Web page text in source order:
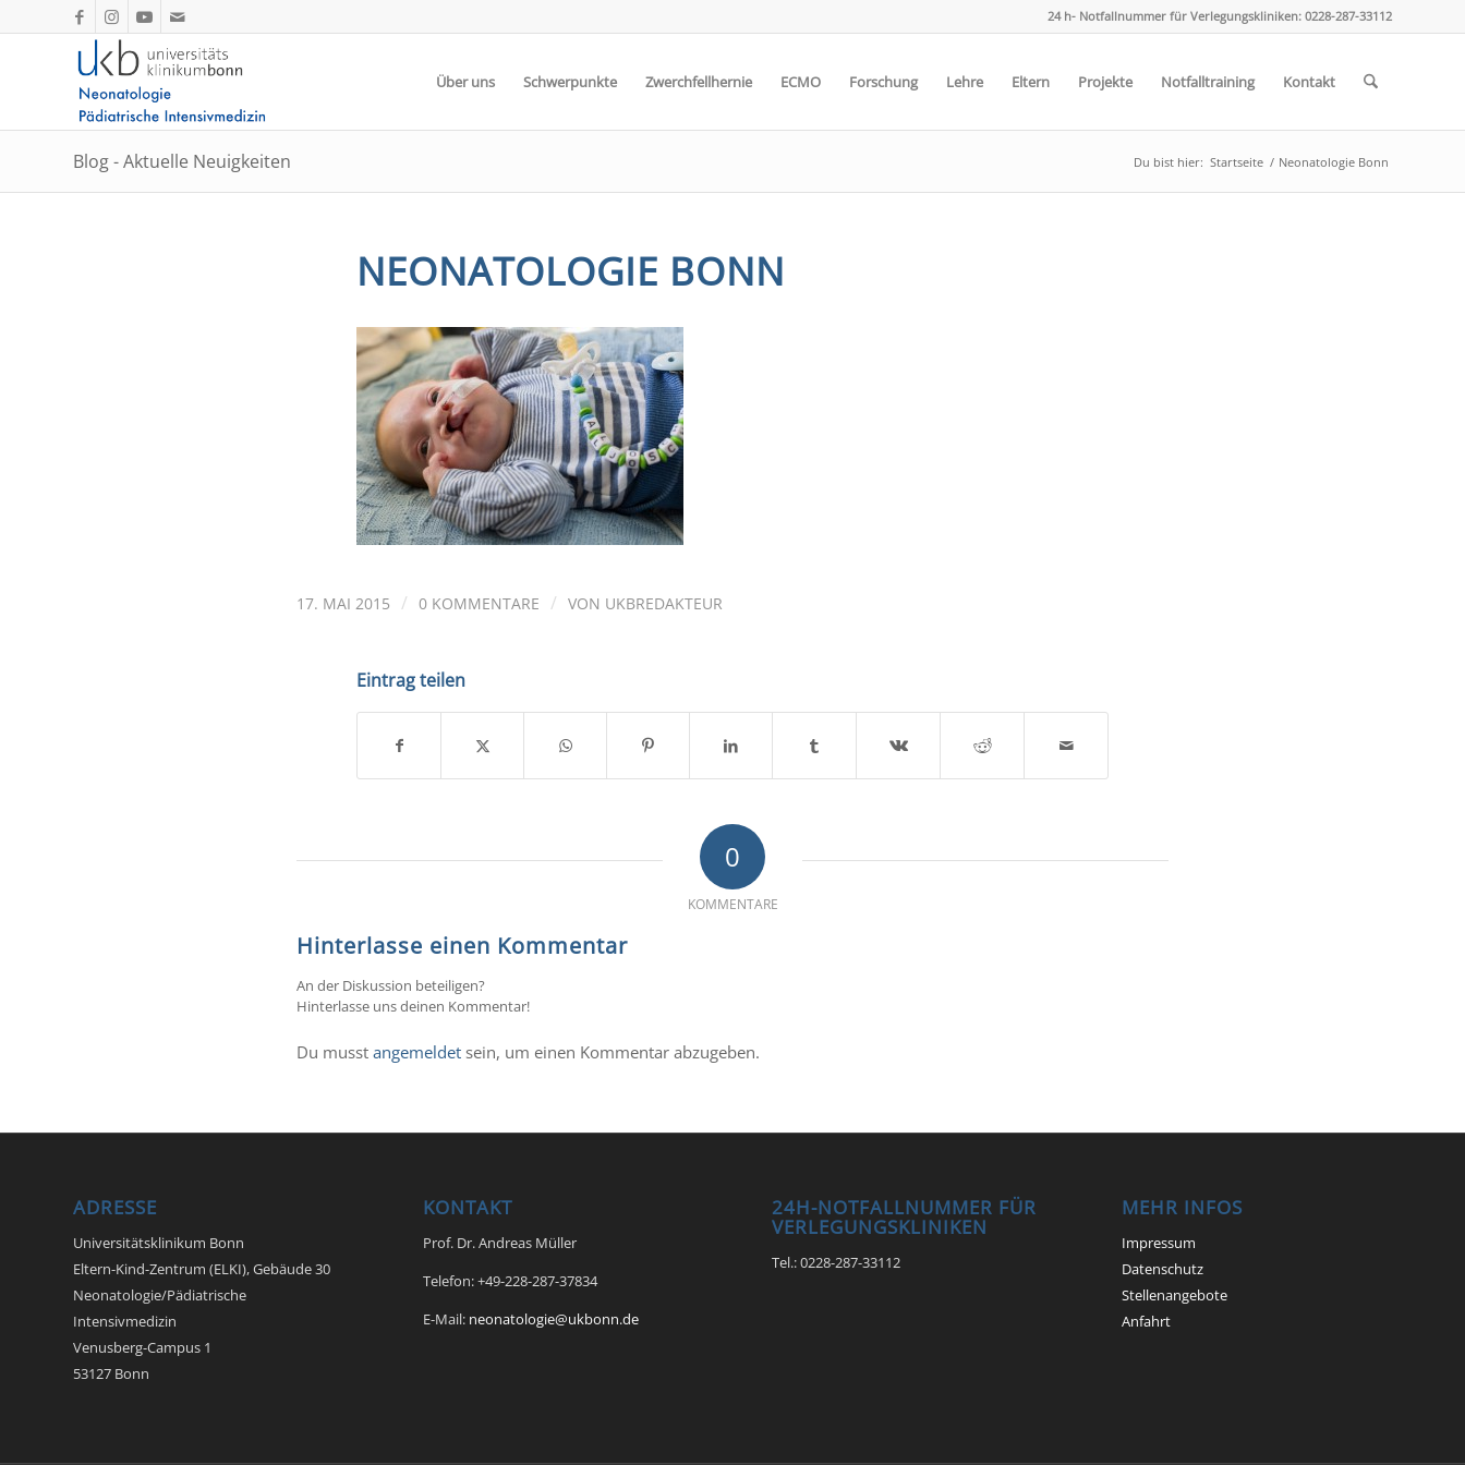
24 h- Notfallnummer für Verlegungskliniken: 0228-287-33112
Über uns Schwerpunkte Zwerchfellhernie ECMO Forschung Lehre Eltern Projekte Notfalltraining Kontakt
Blog - Aktuelle Neuigkeiten Du bist hier: Startseite / Neonatologie Bonn
NEONATOLOGIE BONN
17. MAI 2015 / 0 KOMMENTARE / VON UKBREDAKTEUR
Eintrag teilen
0
KOMMENTARE
Hinterlasse einen Kommentar
An der Diskussion beteiligen?
Hinterlasse uns deinen Kommentar!
Du musst angemeldet sein, um einen Kommentar abzugeben.
ADRESSE
Universitätsklinikum Bonn
Eltern-Kind-Zentrum (ELKI), Gebäude 30
Neonatologie/Pädiatrische
Intensivmedizin
Venusberg-Campus 1
53127 Bonn
KONTAKT
Prof. Dr. Andreas Müller
Telefon: +49-228-287-37834
E-Mail: neonatologie@ukbonn.de
24H-NOTFALLNUMMER FÜR
VERLEGUNGSKLINIKEN
Tel.: 0228-287-33112
MEHR INFOS
Impressum
Datenschutz
Stellenangebote
Anfahrt